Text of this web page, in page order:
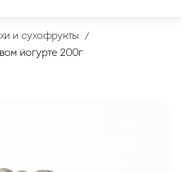
и сухофрукты
йогурте 200г